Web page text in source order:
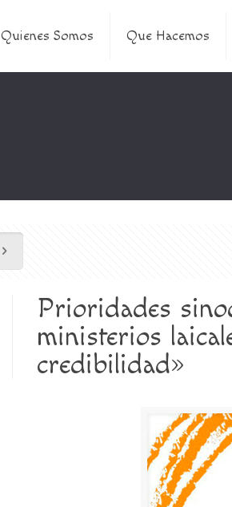
Quienes Somos Que Hacemos
Prioridades
ministerios
credibilidad»